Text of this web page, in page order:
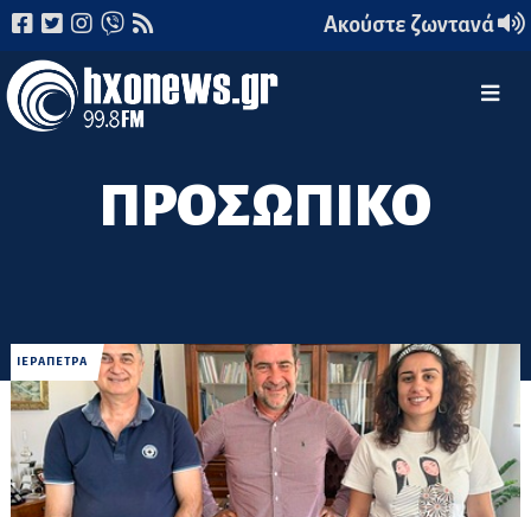
Ακούστε ζωντανά
ΠΡΟΣΩΠΙΚΟ
ΙΕΡΑΠΕΤΡΑ